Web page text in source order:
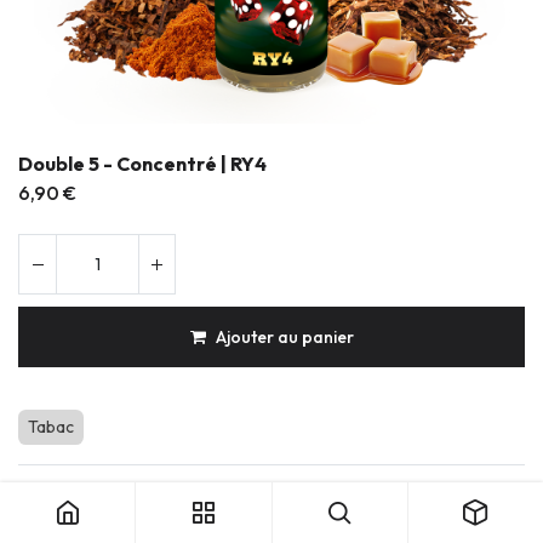
Double 5 - Concentré | RY4
6,90 €
Ajouter au panier
Tabac
Produits durables & réparables
Conception française